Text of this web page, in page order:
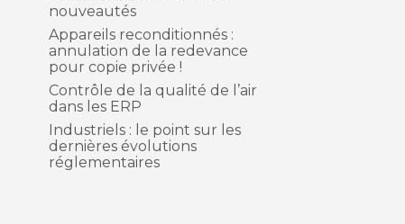
nouveautés
Appareils reconditionnés :
annulation de la redevance
pour copie privée !
Contrôle de la qualité de l’air
dans les ERP
Industriels : le point sur les
dernières évolutions
réglementaires